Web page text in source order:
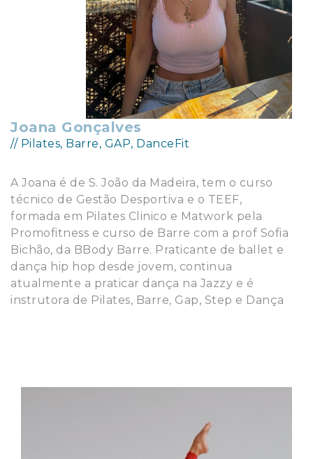
Joana Gonçalves
// Pilates, Barre, GAP, DanceFit
A Joana é de S. João da Madeira, tem o curso
técnico de Gestão Desportiva e o TEEF,
formada em Pilates Clinico e Matwork pela
Promofitness e curso de Barre com a prof Sofia
Bichão, da BBody Barre. Praticante de ballet e
dança hip hop desde jovem, continua
atualmente a praticar dança na Jazzy e é
instrutora de Pilates, Barre, Gap, Step e Dança